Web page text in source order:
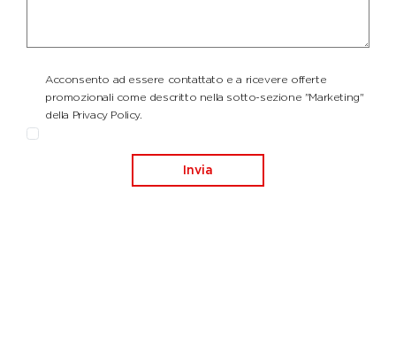
Acconsento ad essere contattato e a ricevere offerte
promozionali come descritto nella sotto-sezione "Marketing"
della Privacy Policy.
Invia